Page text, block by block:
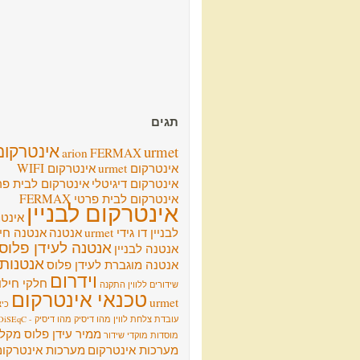
תגים
arionFERMAXurmet
אינטרקום urmet
אינטרקום WIFI
אינטרקום דיגיטלי אינטרקום לבית
אינטרקום לבית פרטי FERMAX
אינטרקום לבניין
לבניין דו גידי urmet
אנטנהאנטנה
אנטנה לבניין אנטנה לעידן
אנטנה מוגברת לעידן פלוסאנטנות
שידורים ללווין התקנה וידרום חלקי
urmet טכנאי אינטרקום
עובדת צלחת לווין מהו דיסיק מהו דיסיק - DiSEqC
מוסדות מוקדי שידור ממיר עידן פלוס
מערכות אינטרקום מערכות